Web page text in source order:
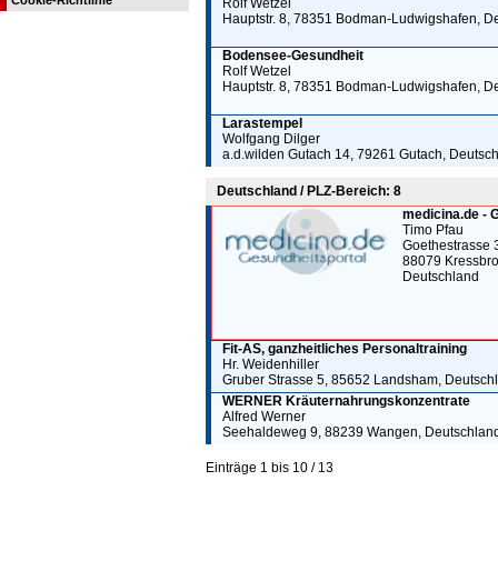
Rolf Wetzel
Hauptstr. 8, 78351 Bodman-Ludwigshafen,
Bodensee-Gesundheit
Rolf Wetzel
Hauptstr. 8, 78351 Bodman-Ludwigshafen,
Larastempel
Wolfgang Dilger
a.d.wilden Gutach 14, 79261 Gutach,
Deutschland / PLZ-Bereich: 8
medicina.de -
Timo Pfau
Goethestrasse
88079
Deutschland
Fit-AS, ganzheitliches Personaltraining
Hr. Weidenhiller
Gruber Strasse 5, 85652 Landsham,
WERNER Kräuternahrungskonzentrate
Alfred Werner
Seehaldeweg 9, 88239 Wangen,
Einträge 1 bis 10 / 13